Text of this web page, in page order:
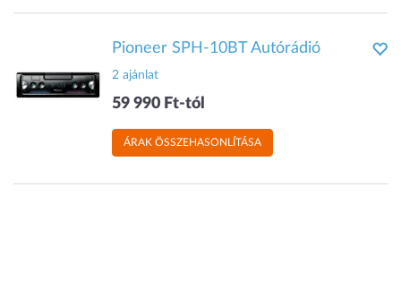
Pioneer SPH-10BT Autórádió
2 ajánlat
59 990 Ft-tól
ÁRAK ÖSSZEHASONLÍTÁSA